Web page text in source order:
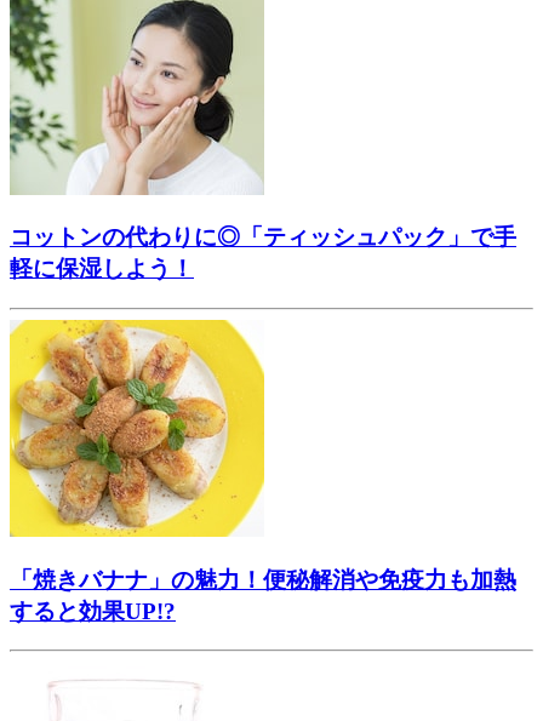
コットンの代わりに◎「ティッシュパック」で手
軽に保湿しよう！
「焼きバナナ」の魅力！便秘解消や免疫力も加熱
すると効果UP!?